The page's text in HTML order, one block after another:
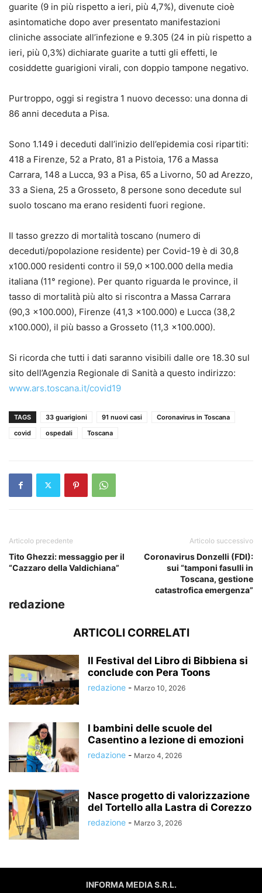
guarite (9 in più rispetto a ieri, più 4,7%), divenute cioè
asintomatiche dopo aver presentato manifestazioni
cliniche associate all’infezione e 9.305 (24 in più rispetto a
ieri, più 0,3%) dichiarate guarite a tutti gli effetti, le
cosiddette guarigioni virali, con doppio tampone negativo.
Purtroppo, oggi si registra 1 nuovo decesso: una donna di
86 anni deceduta a Pisa.
Sono 1.149 i deceduti dall’inizio dell’epidemia cosi ripartiti:
418 a Firenze, 52 a Prato, 81 a Pistoia, 176 a Massa
Carrara, 148 a Lucca, 93 a Pisa, 65 a Livorno, 50 ad Arezzo,
33 a Siena, 25 a Grosseto, 8 persone sono decedute sul
suolo toscano ma erano residenti fuori regione.
Il tasso grezzo di mortalità toscano (numero di
deceduti/popolazione residente) per Covid-19 è di 30,8
x100.000 residenti contro il 59,0 x100.000 della media
italiana (11° regione). Per quanto riguarda le province, il
tasso di mortalità più alto si riscontra a Massa Carrara
(90,3 x100.000), Firenze (41,3 x100.000) e Lucca (38,2
x100.000), il più basso a Grosseto (11,3 x100.000).
Si ricorda che tutti i dati saranno visibili dalle ore 18.30 sul
sito dell’Agenzia Regionale di Sanità a questo indirizzo:
www.ars.toscana.it/covid19
TAGS 33 guarigioni 91 nuovi casi
Coronavirus in Toscana
covid
ospedali Toscana
Articolo precedente
Tito Ghezzi: messaggio per il
“Cazzaro della Valdichiana”
Articolo successivo
Coronavirus Donzelli (FDI):
sui “tamponi fasulli in
Toscana, gestione
catastrofica emergenza”
redazione
ARTICOLI CORRELATI
Il Festival del Libro di Bibbiena si
conclude con Pera Toons
redazione - Marzo 10, 2026
I bambini delle scuole del
Casentino a lezione di emozioni
redazione - Marzo 4, 2026
Nasce progetto di valorizzazione
del Tortello alla Lastra di Corezzo
redazione - Marzo 3, 2026
INFORMA MEDIA S.R.L.